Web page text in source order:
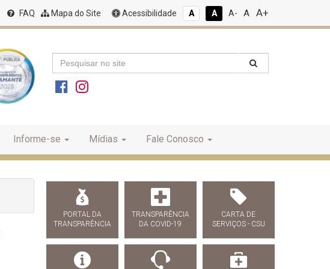
FAQ Mapa do Site Acessibilidade A A A- A A+
Informe-se Mídias Fale Conosco
PORTAL DA
TRANSPARÊNCIA
TRANSPARÊNCIA
DA COVID-19
CARTA DE
SERVIÇOS - CSU